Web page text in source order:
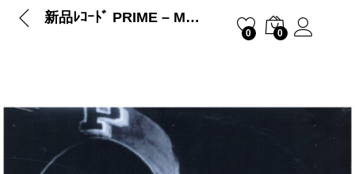
新品ﾚｺｰﾄﾞ PRIME – MADMAN / LAMBSLAUGHTER
0 0